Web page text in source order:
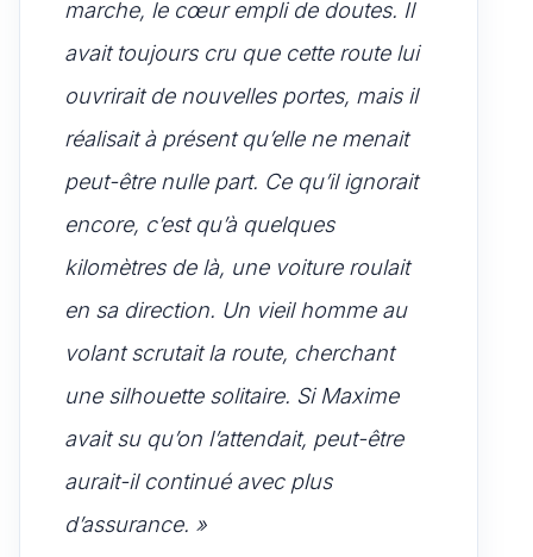
marche, le cœur empli de doutes. Il
avait toujours cru que cette route lui
ouvrirait de nouvelles portes, mais il
réalisait à présent qu’elle ne menait
peut-être nulle part. Ce qu’il ignorait
encore, c’est qu’à quelques
kilomètres de là, une voiture roulait
en sa direction. Un vieil homme au
volant scrutait la route, cherchant
une silhouette solitaire. Si Maxime
avait su qu’on l’attendait, peut-être
aurait-il continué avec plus
d’assurance. »